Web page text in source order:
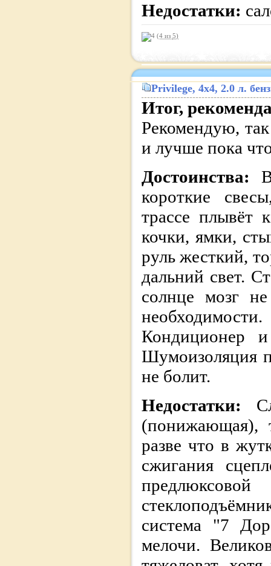
Недостатки:
(4 из 5)
Privilege, 4x4, 2.0 л.
Итог,
Рекомендую,
и лучше пока
Достоинства:
короткие
трассе плывёт
кочки, ямки,
руль жесткий,
дальний свет.
солнце мозг
Кондиционер
Шумоизоляция
не болит.
Недостатки:
(понижающая),
разве что в
сжигания
система "7
мелочи.